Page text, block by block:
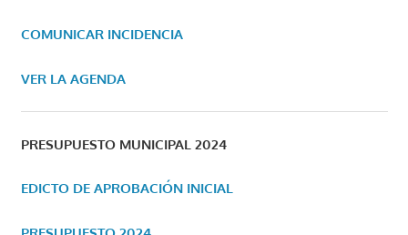
COMUNICAR INCIDENCIA
VER LA AGENDA
PRESUPUESTO MUNICIPAL 2024
EDICTO DE APROBACIÓN INICIAL